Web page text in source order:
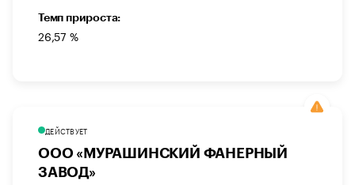
Темп прироста:
26,57 %
ДЕЙСТВУЕТ
ООО «МУРАШИНСКИЙ ФАНЕРНЫЙ
ЗАВОД»